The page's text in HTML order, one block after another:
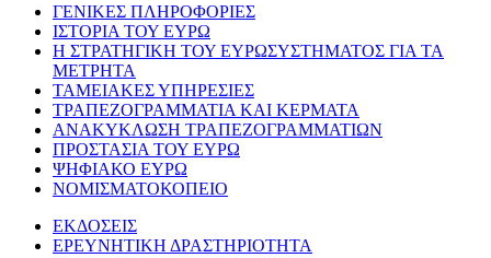
ΓΕΝΙΚΕΣ ΠΛΗΡΟΦΟΡΙΕΣ
ΙΣΤΟΡΙΑ ΤΟΥ ΕΥΡΩ
Η ΣΤΡΑΤΗΓΙΚΗ ΤΟΥ ΕΥΡΩΣΥΣΤΗΜΑΤΟΣ ΓΙΑ ΤΑ
ΜΕΤΡΗΤΑ
ΤΑΜΕΙΑΚΕΣ ΥΠΗΡΕΣΙΕΣ
ΤΡΑΠΕΖΟΓΡΑΜΜΑΤΙΑ ΚΑΙ ΚΕΡΜΑΤΑ
ΑΝΑΚΥΚΛΩΣΗ ΤΡΑΠΕΖΟΓΡΑΜΜΑΤΙΩΝ
ΠΡΟΣΤΑΣΙΑ ΤΟΥ ΕΥΡΩ
ΨΗΦΙΑΚΟ ΕΥΡΩ
ΝΟΜΙΣΜΑΤΟΚΟΠΕΙΟ
ΕΚΔΟΣΕΙΣ
ΕΡΕΥΝΗΤΙΚΗ ΔΡΑΣΤΗΡΙΟΤΗΤΑ